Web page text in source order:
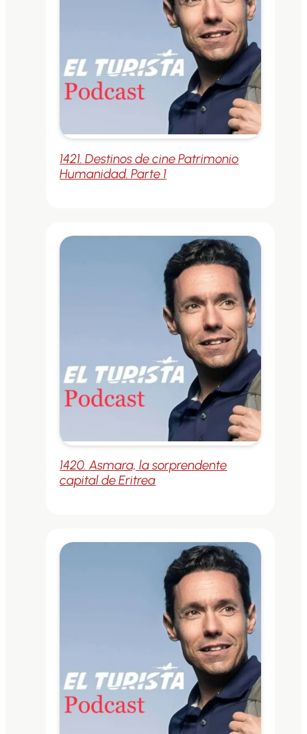
1421. Destinos de cine Patrimonio
Humanidad. Parte 1
1420. Asmara, la sorprendente
capital de Eritrea